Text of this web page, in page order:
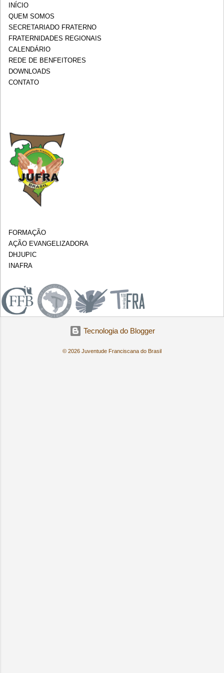
INÍCIO
QUEM SOMOS
SECRETARIADO FRATERNO
FRATERNIDADES REGIONAIS
CALENDÁRIO
REDE DE BENFEITORES
DOWNLOADS
CONTATO
FORMAÇÃO
AÇÃO EVANGELIZADORA
DHJUPIC
INAFRA
Tecnologia do Blogger
© 2026 Juventude Franciscana do Brasil